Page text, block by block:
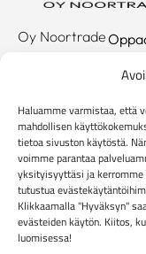
Haluamme varmistaa, että
mahdollisen
tietoa sivuston käytöstä.
voimme parantaa
yksityisyyttäsi ja
tutustua
Klikkaamalla "Hyväksyn"
evästeiden käytön. Kiitos,
luomisessa!
Oy Noortrade
Hallimestarinkatu
20780
Kaarina
info@noortrade.fi
+358 2 51 22
500
Yritys